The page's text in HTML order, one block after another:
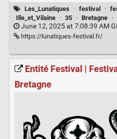
Les_Lunatiques · festival ·
Ille_et_Vilaine
· 35 · Bretagne ·
June 12, 2025 at 7:08:39 AM
https://lunatiques-festival.fr/
Entité Festival |
Bretagne